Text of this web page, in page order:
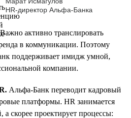
HR-директор Альфа-Банка
активно транслировать
в коммуникации. Поэтому
поддерживает имидж умной,
компании.
Альфа-Банк переводит кадровый
платформы. HR занимается
скорее проектирует процессы: